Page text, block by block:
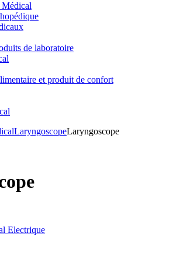
Médical
de laboratoire
et produit de confort
LaryngoscopeLaryngoscope
Electrique